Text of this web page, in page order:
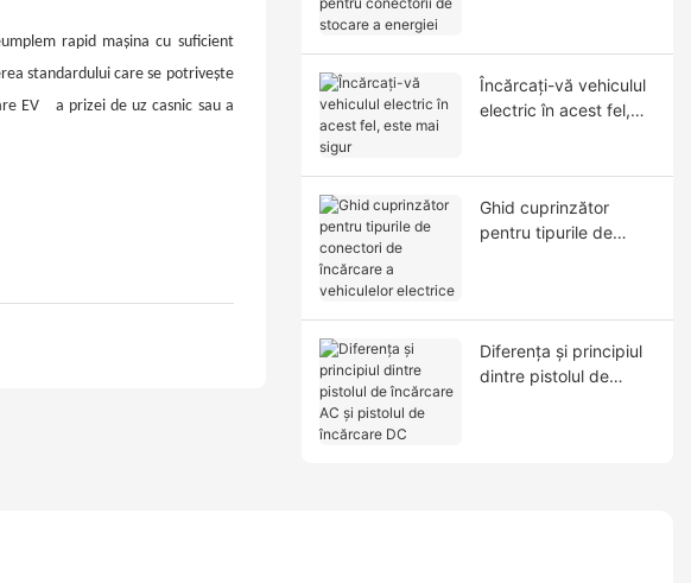
rapid mașina cu suficient
standardului care se potrivește
EV
a prizei de uz casnic sau a
Încărcați-vă vehiculul
electric în acest fel,
Ghid cuprinzător
pentru tipurile de
Diferența și principiul
dintre pistolul de